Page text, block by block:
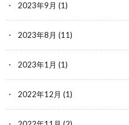
2023年9月 (1)
2023年8月 (11)
2023年1月 (1)
2022年12月 (1)